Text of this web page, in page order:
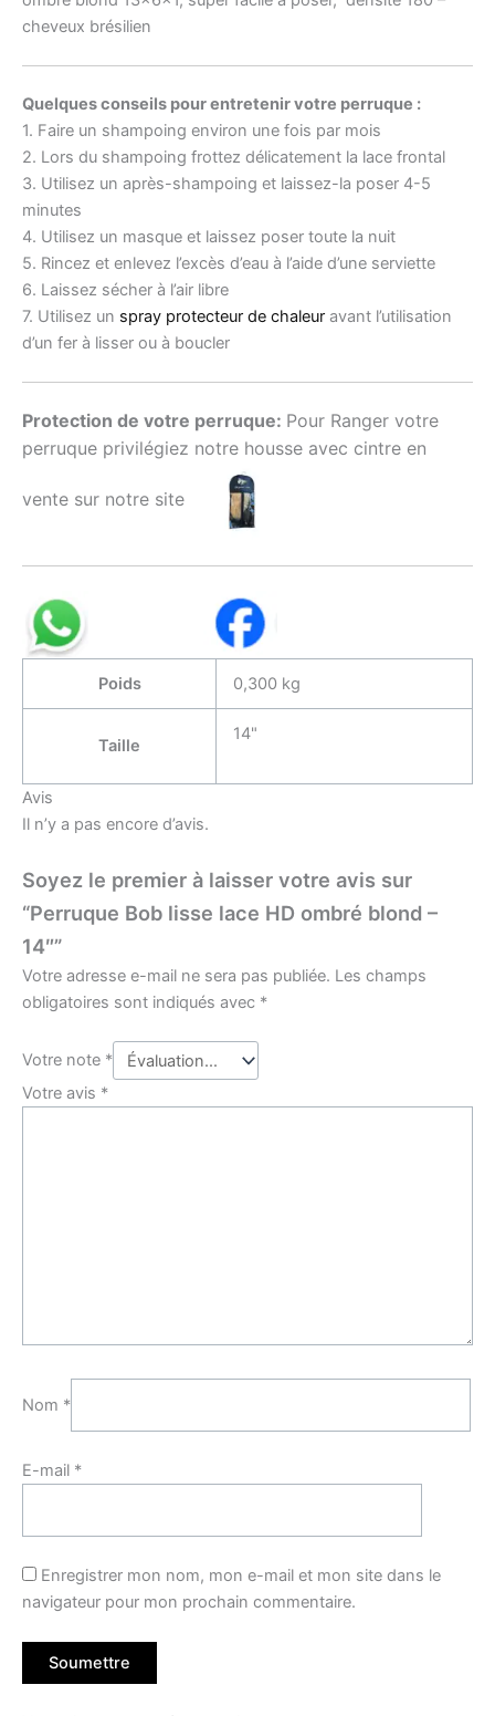
cheveux brésilien
Quelques conseils pour entretenir votre perruque :
1. Faire un shampoing environ une fois par mois
2. Lors du shampoing frottez délicatement la lace frontal
3. Utilisez un après-shampoing et laissez-la poser 4-5
minutes
4. Utilisez un masque et laissez poser toute la nuit
5. Rincez et enlevez l’excès d’eau à l’aide d’une serviette
6. Laissez sécher à l’air libre
7. Utilisez un spray protecteur de chaleur avant l’utilisation
d’un fer à lisser ou à boucler
Protection de votre perruque: Pour Ranger votre
perruque privilégiez notre housse avec cintre en
vente sur notre site
Poids 0,300 kg
Taille
14"
Avis
Il n’y a pas encore d’avis.
Soyez le premier à laisser votre avis sur
“Perruque Bob lisse lace HD ombré blond –
14″”
Votre adresse e-mail ne sera pas publiée. Les champs
obligatoires sont indiqués avec *
Votre note *
Votre avis *
Nom *
E-mail *
Enregistrer mon nom, mon e-mail et mon site dans le
navigateur pour mon prochain commentaire.